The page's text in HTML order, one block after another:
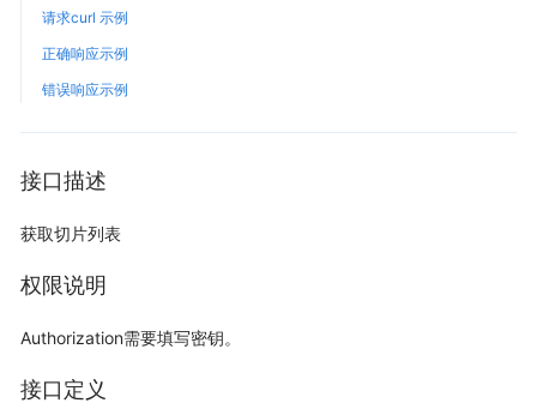
请求curl 示例
正确响应示例
错误响应示例
接口描述
获取切片列表
权限说明
Authorization需要填写密钥。
接口定义